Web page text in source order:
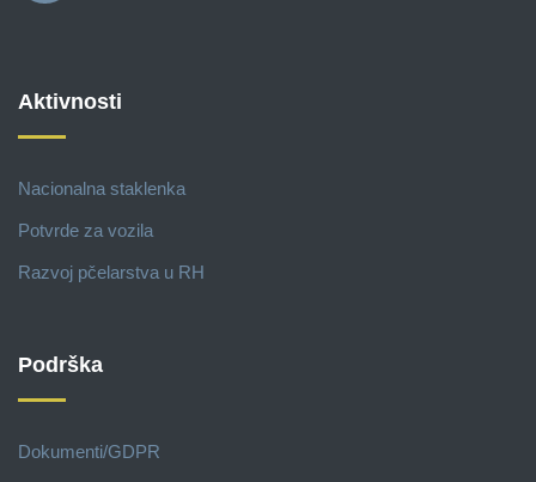
Aktivnosti
Nacionalna staklenka
Potvrde za vozila
Razvoj pčelarstva u RH
Podrška
Dokumenti/GDPR